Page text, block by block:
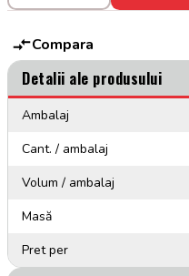
Compara
Detalii ale produsului
Ambalaj
Cant. / ambalaj
Volum / ambalaj
Masă
Pret per